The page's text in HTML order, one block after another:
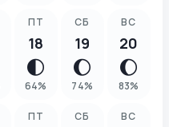
ПТ
18
🌓
64%
СБ
19
🌔
74%
ВС
20
🌔
83%
ПТ СБ ВС